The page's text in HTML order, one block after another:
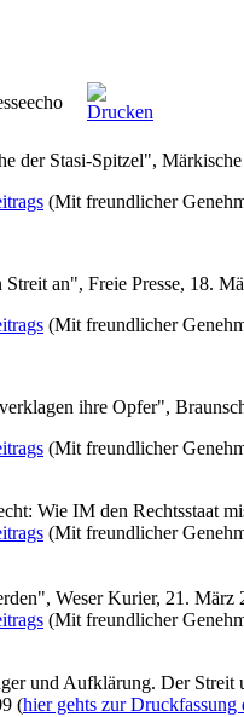
der Stasi-Spitzel",
(Mit freundlicher
an", Freie Presse, 18.
(Mit freundlicher
ihre Opfer",
(Mit freundlicher
Wie IM den Rechtsstaat
(Mit freundlicher
Weser Kurier, 21. März
(Mit freundlicher
und Aufklärung. Der Streit
(hier gehts zur Druckfassung